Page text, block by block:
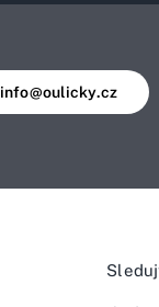
info@oulicky.cz